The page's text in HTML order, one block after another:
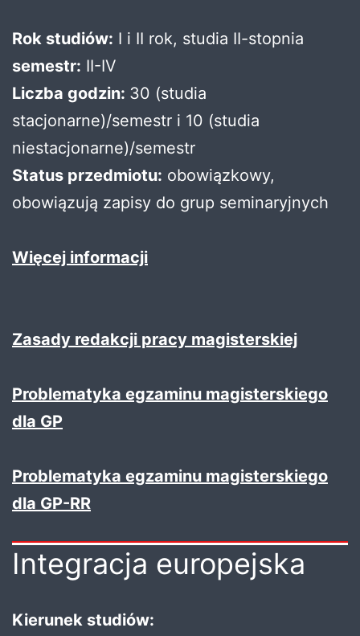
Rok studiów: I i II rok, studia II-stopnia
semestr: II-IV
Liczba godzin: 30 (studia
stacjonarne)/semestr i 10 (studia
niestacjonarne)/semestr
Status przedmiotu: obowiązkowy,
obowiązują zapisy do grup seminaryjnych
Więcej informacji
Zasady redakcji pracy magisterskiej
Problematyka egzaminu magisterskiego
dla GP
Problematyka egzaminu magisterskiego
dla GP-RR
Integracja europejska
Kierunek studiów: